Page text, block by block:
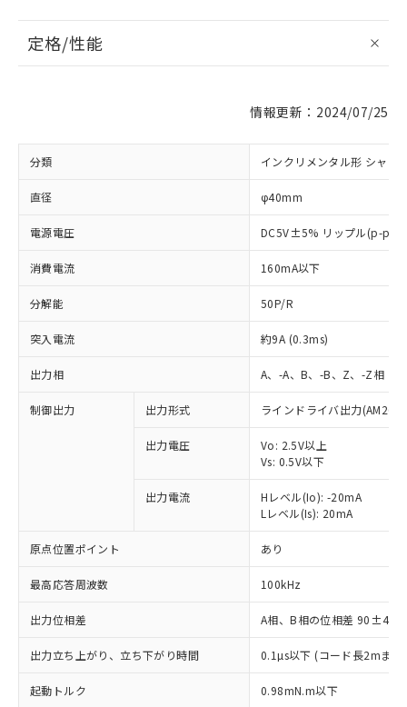
定格/性能
情報更新：2024/07/25
分類 インクリメンタル形 シャフ
直径 φ40mm
電源電圧 DC5V±5% リップル(p-
消費電流 160mA以下
分解能 50P/R
突入電流 約9A (0.3ms)
出力相 A、-A、B、-B、Z、-Z相
制御出力 出力形式 ラインドライバ出力
出力電圧
Vo: 2.5V以上
Vs: 0.5V以下
出力電流
Hレベル(Io): -20mA
Lレベル(Is): 20mA
原点位置ポイント あり
最高応答周波数 100kHz
出力位相差 A相、B相の位相差
出力立ち上がり、立ち下がり時間 0.1µs以下 (コード長2mま
起動トルク 0.98mN.m以下
非含有に対応した製品が提供可能な商品で